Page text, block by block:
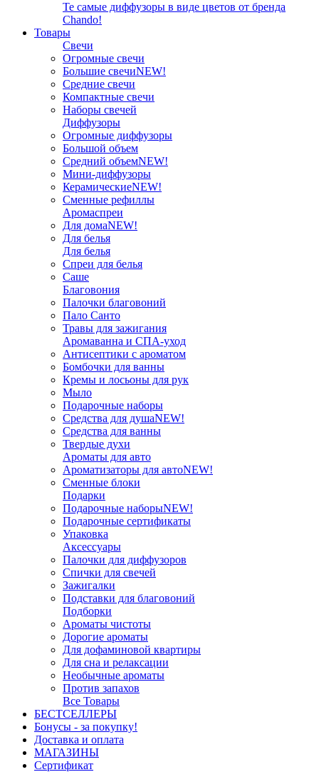
Те самые диффузоры в виде цветов от бренда
Chando!
Товары
Свечи
Огромные свечи
Большие свечиNEW!
Средние свечи
Компактные свечи
Наборы свечей
Диффузоры
Огромные диффузоры
Большой объем
Средний объемNEW!
Мини-диффузоры
КерамическиеNEW!
Сменные рефиллы
Аромаспреи
Для домаNEW!
Для белья
Для белья
Спреи для белья
Саше
Благовония
Палочки благовоний
Пало Санто
Травы для зажигания
Аромаванна и СПА-уход
Антисептики с ароматом
Бомбочки для ванны
Кремы и лосьоны для рук
Мыло
Подарочные наборы
Средства для душаNEW!
Средства для ванны
Твердые духи
Ароматы для авто
Ароматизаторы для автоNEW!
Сменные блоки
Подарки
Подарочные наборыNEW!
Подарочные сертификаты
Упаковка
Аксессуары
Палочки для диффузоров
Спички для свечей
Зажигалки
Подставки для благовоний
Подборки
Ароматы чистоты
Дорогие ароматы
Для дофаминовой квартиры
Для сна и релаксации
Необычные ароматы
Против запахов
Все Товары
БЕСТСЕЛЛЕРЫ
Бонусы - за покупку!
Доставка и оплата
МАГАЗИНЫ
Cертификат